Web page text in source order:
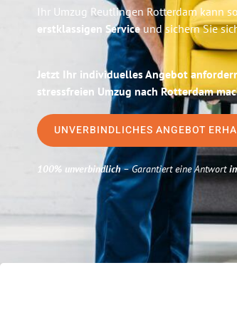
Ihr Umzug Reutlingen Rotterdam kann
erstklassigen Serviceund sichern Sie
Jetzt Ihr individuelles Angebot
stressfreien Umzug nach Rotterdam
UNVERBINDLICHES ANGEBOT
100% unverbindlich– Garantiert eine Antwort